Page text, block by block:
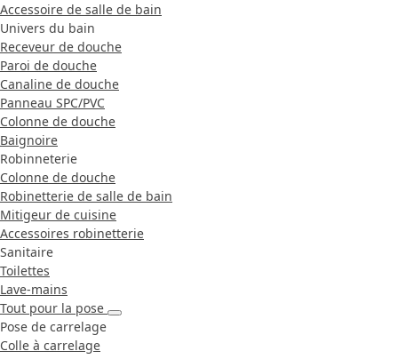
Accessoire de salle de bain
Univers du bain
Receveur de douche
Paroi de douche
Canaline de douche
Panneau SPC/PVC
Colonne de douche
Baignoire
Robinneterie
Colonne de douche
Robinetterie de salle de bain
Mitigeur de cuisine
Accessoires robinetterie
Sanitaire
Toilettes
Lave-mains
Tout pour la pose
Pose de carrelage
Colle à carrelage